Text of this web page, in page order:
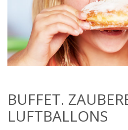
BUFFET.
LUFTBALLONS